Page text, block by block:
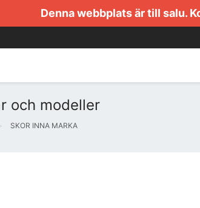
Denna webbplats är till salu.
och modeller
SKOR INNA MARKA